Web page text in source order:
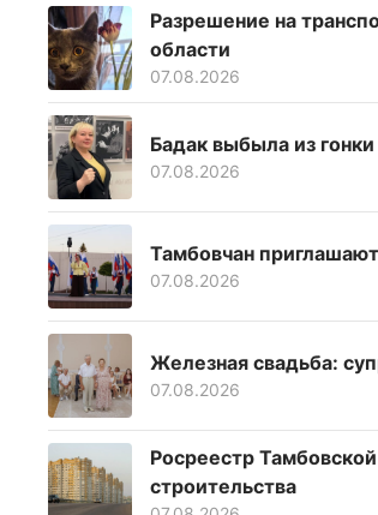
Разрешение на
области
07.08.2026
Бадак выбыла из
07.08.2026
Тамбовчан
07.08.2026
Железная свадьба:
07.08.2026
Росреестр
строительства